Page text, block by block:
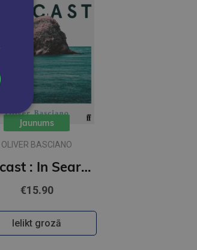
Jaunums
OLIVER BASCIANO
Outcast : In Search of Leprosy, a Misunderstood Disease
€15.90
Ielikt grozā